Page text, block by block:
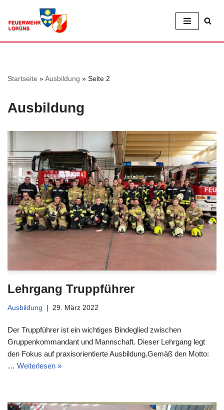
Zum
Startseite »Ausbildung » Seite 2
Ausbildung
Lehrgang Truppführer
Ausbildung 29. März 2022
Der Truppführer ist ein wichtiges Bindeglied zwischen
Gruppenkommandant und Mannschaft. Dieser Lehrgang legt
den Fokus auf praxisorientierte Ausbildung.Gemäß den Motto:
… Weiterlesen »